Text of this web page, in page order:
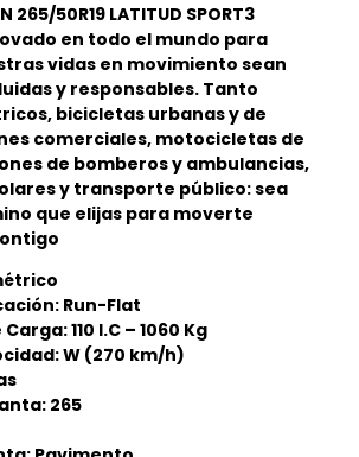
265/50R19 LATITUD SPORT3
en todo el mundo para
vidas en movimiento sean
y responsables. Tanto
bicicletas urbanas y de
comerciales, motocicletas de
de bomberos y ambulancias,
y transporte público: sea
que elijas para moverte
Run-Flat
110 I.C – 1060 Kg
W (270 km/h)
265